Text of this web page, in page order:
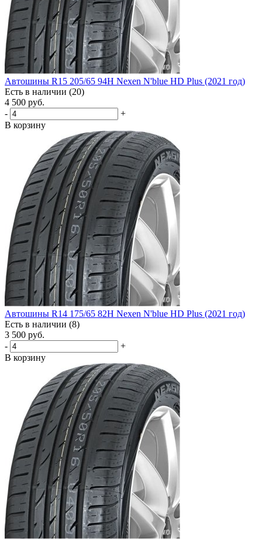
Автошины R15 205/65 94H Nexen N'blue HD Plus (2021 год)
Есть в наличии (20)
4 500 руб.
-
+
В корзину
Автошины R14 175/65 82H Nexen N'blue HD Plus (2021 год)
Есть в наличии (8)
3 500 руб.
-
+
В корзину